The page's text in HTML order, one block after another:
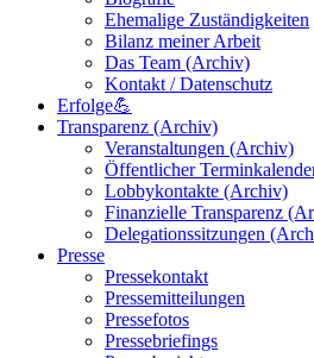
Ehemalige Zuständigkeiten
Bilanz meiner Arbeit
Das Team (Archiv)
Kontakt / Datenschutz
Erfolge💪
Transparenz (Archiv)
Veranstaltungen (Archiv)
Öffentlicher
Lobbykontakte (Archiv)
Finanzielle Transparenz
Delegationssitzungen
Presse
Pressekontakt
Pressemitteilungen
Pressefotos
Pressebriefings